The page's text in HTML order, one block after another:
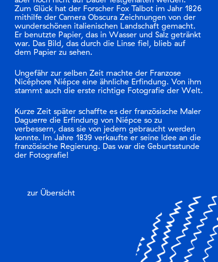
Zum Glück hat der Forscher Fox Talbot im Jahr 1826
mithilfe der Camera Obscura Zeichnungen von der
wunderschönen italienischen Landschaft gemacht.
Er benutzte Papier, das in Wasser und Salz getränkt
war. Das Bild, das durch die Linse fiel, blieb auf
dem Papier zu sehen.
Ungefähr zur selben Zeit machte der Franzose
Nicéphore Niépce eine ähnliche Erfindung. Von ihm
stammt auch die erste richtige Fotografie der Welt.
Kurze Zeit später schaffte es der französische Maler
Daguerre die Erfindung von Niépce so zu
verbessern, dass sie von jedem gebraucht werden
konnte. Im Jahre 1839 verkaufte er seine Idee an die
französische Regierung. Das war die Geburtsstunde
der Fotografie!
zur Übersicht